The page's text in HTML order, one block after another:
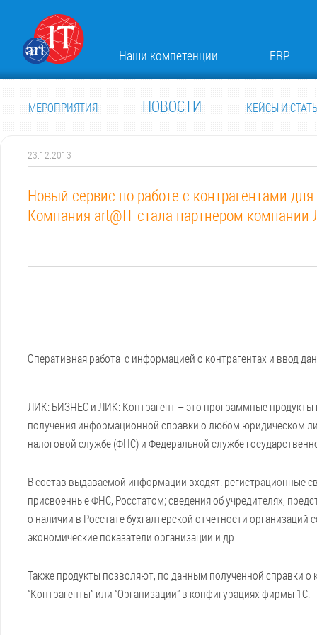
Наши компетенции ERP
МЕРОПРИЯТИЯ НОВОСТИ КЕЙСЫ И
23.12.2013
Новый сервис по работе с контрагентами
Компания art@IT стала партнером
Оперативная работа с информацией о контрагентах и ввод
ЛИК: БИЗНЕС и ЛИК: Контрагент – это программные продукты
получения информационной справки о любом юридическом
налоговой службе (ФНС) и Федеральной службе
В состав выдаваемой информации входят: регистрационные
присвоенные ФНС, Росстатом; сведения об учредителях,
о наличии в Росстате бухгалтерской отчетности
экономические показатели организации и др.
Также продукты позволяют, по данным полученной справки
“Контрагенты” или “Организации” в конфигурациях фирмы 1С.